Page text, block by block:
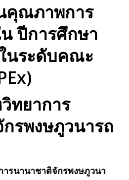
คุณภาพการ
นปีการศึกษา
นระดับคณะ
ทยาการ
รพงษภูวนารถ
รนานาชาติจักรพงษภูวนา